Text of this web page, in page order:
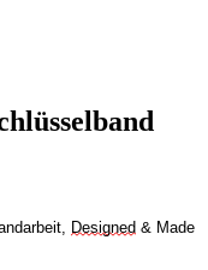
Designed & Made